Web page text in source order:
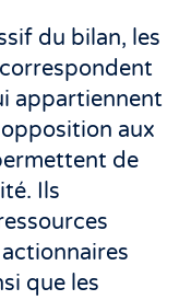
du bilan, les
appartiennent
opposition aux
de
Ils
que les